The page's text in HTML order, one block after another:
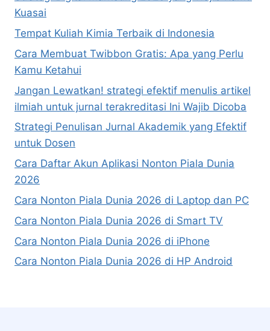
Kuasai
Tempat Kuliah Kimia Terbaik di Indonesia
Cara Membuat Twibbon Gratis: Apa yang Perlu
Kamu Ketahui
Jangan Lewatkan! strategi efektif menulis artikel
ilmiah untuk jurnal terakreditasi Ini Wajib Dicoba
Strategi Penulisan Jurnal Akademik yang Efektif
untuk Dosen
Cara Daftar Akun Aplikasi Nonton Piala Dunia
2026
Cara Nonton Piala Dunia 2026 di Laptop dan PC
Cara Nonton Piala Dunia 2026 di Smart TV
Cara Nonton Piala Dunia 2026 di iPhone
Cara Nonton Piala Dunia 2026 di HP Android